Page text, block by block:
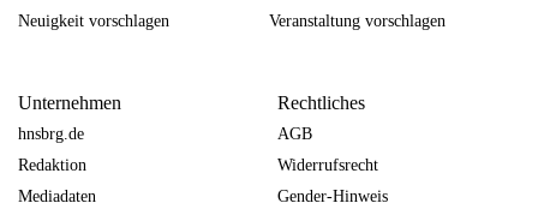
Neuigkeit vorschlagen
Veranstaltung vorschlagen
Unternehmen
hnsbrg.de
Redaktion
Mediadaten
Rechtliches
AGB
Widerrufsrecht
Gender-Hinweis